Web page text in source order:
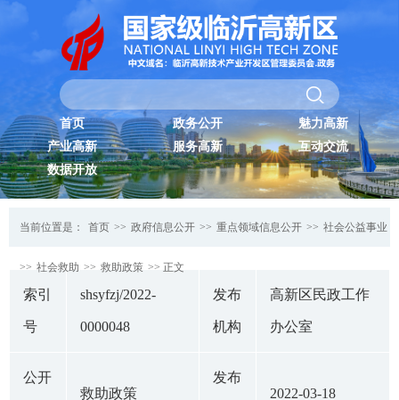
首页 政务公开
魅力高新
产业高新
服务高新
互动交流
数据开放
当前位置是： 首页 >> 政府信息公开 >> 重点领域信息公开 >> 社会公益事业
>> 社会救助 >> 救助政策 >> 正文
索引
号
shsyfzj/2022-
0000048
发布
机构
高新区民政工作
办公室
公开
救助政策
发布
2022-03-18